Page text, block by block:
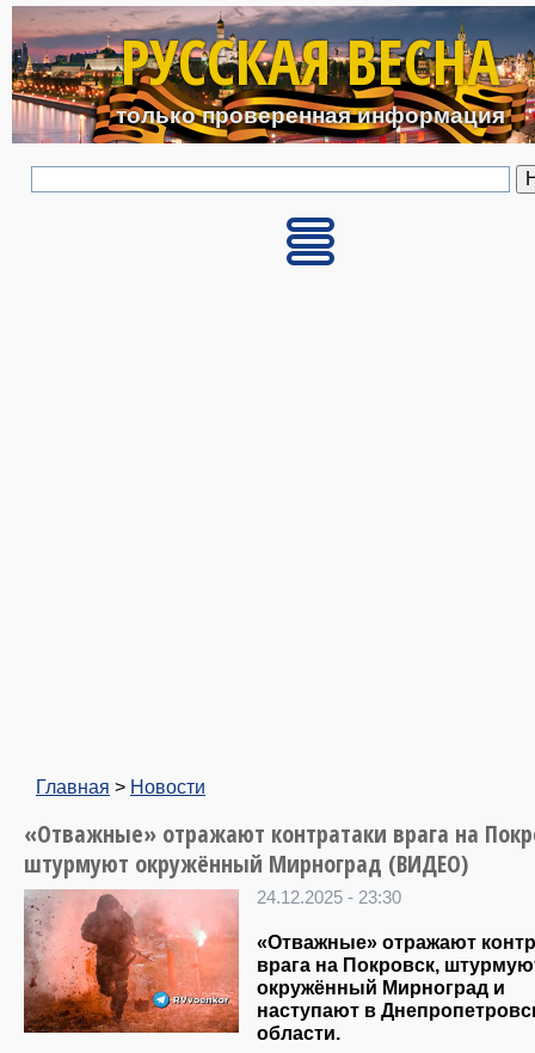
Перейти к основному
РУССКАЯ ВЕСНА
только проверенная информация
Главная > Новости
«Отважные» отражают контратаки врага на
штурмуют окружённый Мирноград (ВИДЕО)
24.12.2025 - 23:30
«Отважные» отражают
врага на Покровск,
окружённый Мирноград и
наступают в
области.